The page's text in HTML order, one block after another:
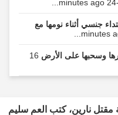
أثناء نومها مع
وسحبها على الأرض16
نارين، كتب العم سليم